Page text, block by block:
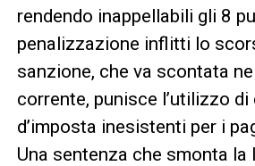
rendendo inappellabili gli 8
penalizzazione inflitti lo
sanzione, che va scontata
corrente, punisce l’utilizzo di
d’imposta inesistenti per i
Una sentenza che smonta la